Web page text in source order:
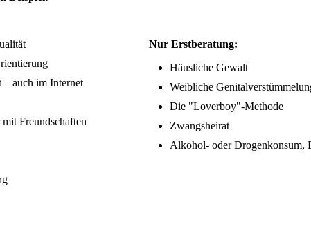
– auch im Internet
Freundschaften
Nur Erstberatung:
Häusliche Gewalt
Weibliche
Die "Loverboy"-Methode
Zwangsheirat
Alkohol- oder Drogenkonsum,